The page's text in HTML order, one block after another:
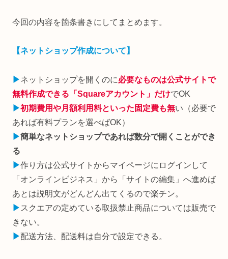
今回の内容を箇条書きにしてまとめます。
【ネットショップ作成について】
▶︎ネットショップを開くのに必要なものは公式サイトで
無料作成できる「Squareアカウント」だけでOK
▶︎初期費用や月額利用料といった固定費も無い（必要で
あれば有料プランを選べばOK）
▶︎簡単なネットショップであれば数分で開くことができ
る
▶︎作り方は公式サイトからマイページにログインして
「オンラインビジネス」から「サイトの編集」へ進めば
あとは説明文がどんどん出てくるので楽チン。
▶︎ スクエアの定めている取扱禁止商品については販売で
きない。
▶︎配送方法、配送料は自分で設定できる。